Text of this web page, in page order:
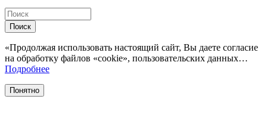
Поиск
«Продолжая использовать настоящий сайт, Вы даете согласие
на обработку файлов «cookie», пользовательских данных…
Подробнее
Понятно